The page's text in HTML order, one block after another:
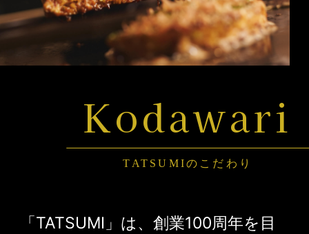
Kodawari
TATSUMIのこだわり
「TATSUMI」は、創業100周年を目